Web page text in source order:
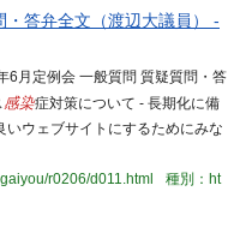
答弁全文（渡辺大議員） -
6月定例会 一般質問 質疑質問・答
感染症対策について - 長期化に備
いウェブサイトにするためにみな
r0206/d011.html
種別：ht